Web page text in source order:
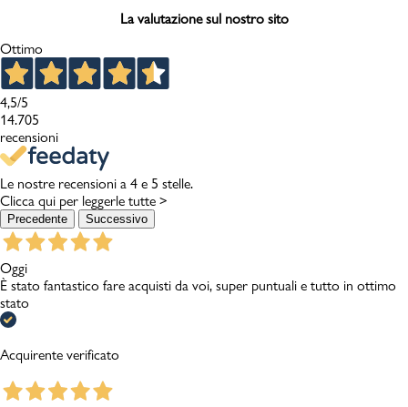
La valutazione sul nostro sito
Ottimo
4,5/5
14.705
recensioni
Le nostre recensioni a 4 e 5 stelle.
Clicca qui per leggerle tutte >
Precedente Successivo
Oggi
È stato fantastico fare acquisti da voi, super puntuali e tutto in ottimo
stato
Acquirente verificato